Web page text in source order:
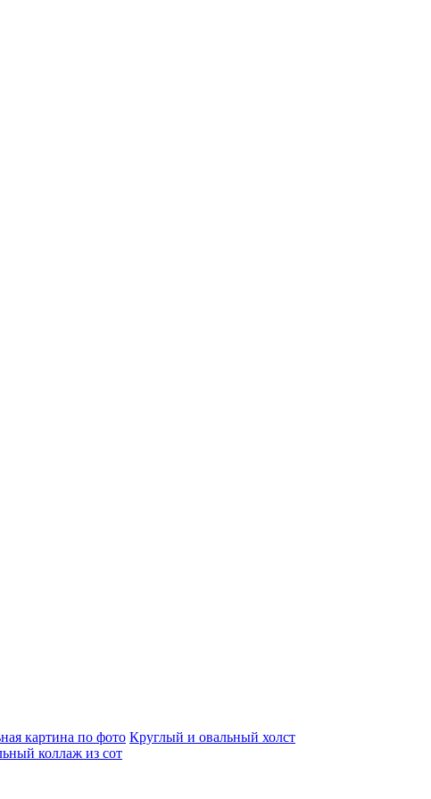
картина по фото Круглый и овальный холст
коллаж из сот